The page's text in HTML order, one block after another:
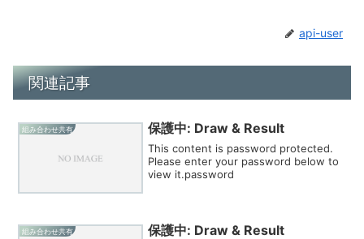
api-user
関連記事
組み合わせ共有 保護中: Draw & Result
This content is password protected.
Please enter your password below to
view it.password
組み合わせ共有 保護中: Draw & Result